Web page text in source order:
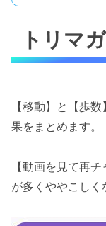
トリマ
【移動】と【歩
果をまとめます。
【動画を見て再
が多くややこしく